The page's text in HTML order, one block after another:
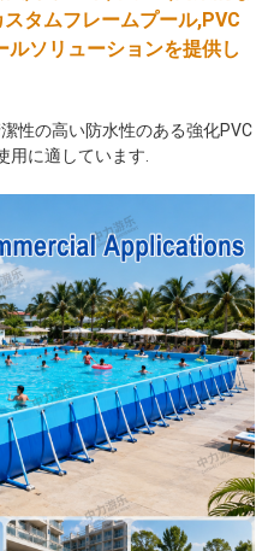
タムフレームプール,PVC
ルソリューションを提供し
性の高い防水性のある強化PVC
用に適しています.